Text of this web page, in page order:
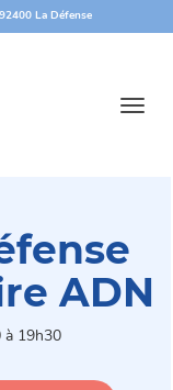
La Défense
ADN
à 19h30